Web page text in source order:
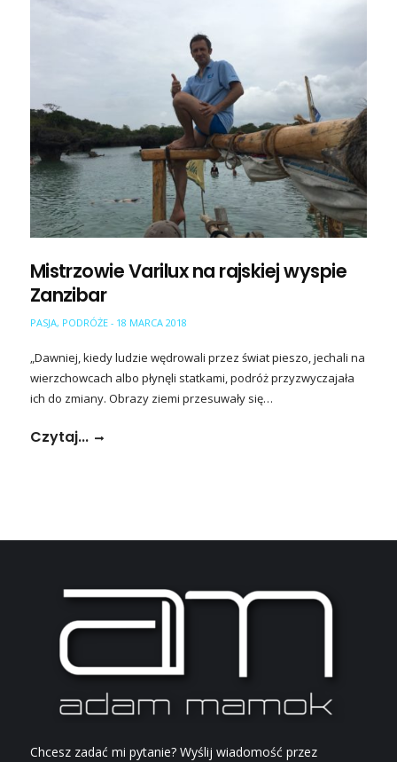
Mistrzowie Varilux na rajskiej wyspie
Zanzibar
PASJA, PODRÓŻE - 18 MARCA 2018
„Dawniej, kiedy ludzie wędrowali przez świat pieszo, jechali na
wierzchowcach albo płynęli statkami, podróż przyzwyczajała
ich do zmiany. Obrazy ziemi przesuwały się…
Czytaj...
Chcesz zadać mi pytanie? Wyślij wiadomość przez